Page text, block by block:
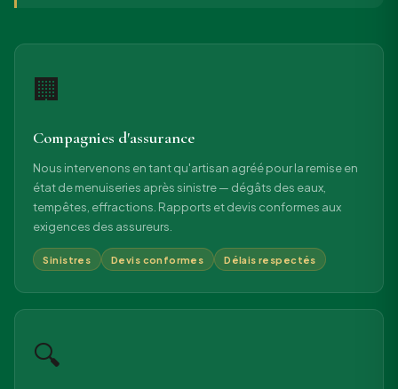
🏢
Compagnies d'assurance
Nous intervenons en tant qu'artisan agréé pour la remise en
état de menuiseries après sinistre — dégâts des eaux,
tempêtes, effractions. Rapports et devis conformes aux
exigences des assureurs.
Sinistres Devis conformes Délais respectés
🔍